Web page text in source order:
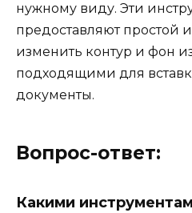
нужному виду. Эти
предоставляют простой
изменить контур и фон
подходящими для
документы.
Вопрос-ответ:
Какими